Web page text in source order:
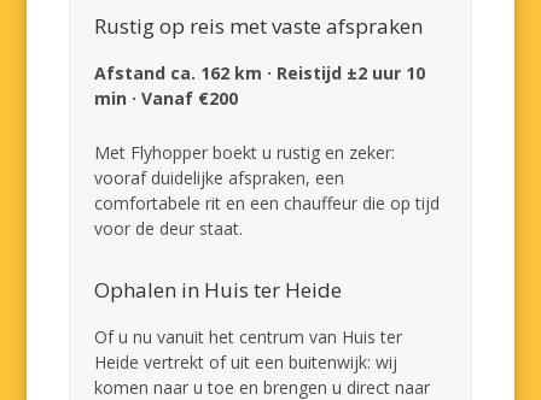
Rustig op reis met vaste afspraken
Afstand ca. 162 km · Reistijd ±2 uur 10
min · Vanaf €200
Met Flyhopper boekt u rustig en zeker:
vooraf duidelijke afspraken, een
comfortabele rit en een chauffeur die op tijd
voor de deur staat.
Ophalen in Huis ter Heide
Of u nu vanuit het centrum van Huis ter
Heide vertrekt of uit een buitenwijk: wij
komen naar u toe en brengen u direct naar